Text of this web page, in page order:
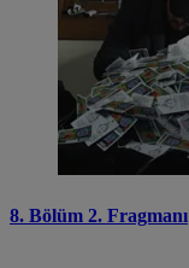
8. Bölüm 2. Fragmanı